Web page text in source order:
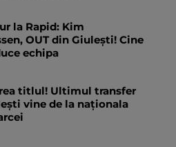
la Rapid: Kim
OUT din Giulești! Cine
echipa
titlul! Ultimul transfer
vine de la naționala